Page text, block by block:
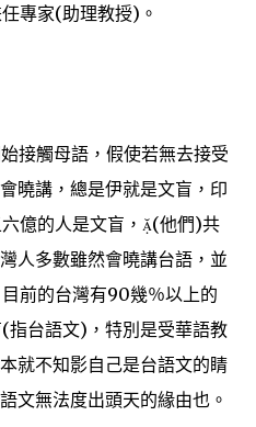
專家(助理教授)。
接觸母語，假使若無去接受
曉講，總是伊就是文盲，印
億的人是文盲，(他們)共
人多數雖然會曉講台語，並
前的台灣有90幾％以上的
指台語文)，特別是受華語教
就不知影自己是台語文的睛
文無法度出頭天的緣由也。